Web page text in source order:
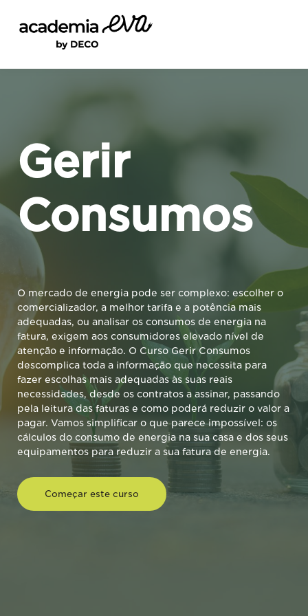
CURSOS
SIGN IN
Gerir
Consumos
O mercado de energia pode ser complexo: escolher o
comercializador, a melhor tarifa e a potência mais
adequadas, ou analisar os consumos de energia na
fatura, exigem aos consumidores elevado nível de
atenção e informação. O Curso Gerir Consumos
descomplica toda a informação que necessita para
fazer escolhas mais adequadas às suas reais
necessidades, desde os contratos a assinar, passando
pela leitura das faturas e como poderá reduzir o valor a
pagar. Vamos simplificar o que parece impossível: os
cálculos do consumo de energia na sua casa e dos seus
equipamentos para reduzir a sua fatura de energia.
Começar este curso